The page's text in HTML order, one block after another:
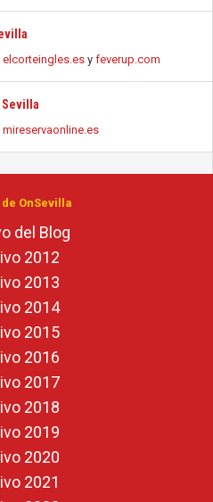
elcorteingles.es y feverup.com
Sevilla
mireservaonline.es
OnSevilla
del Blog
2012
2013
2014
2015
2016
2017
2018
2019
2020
2021